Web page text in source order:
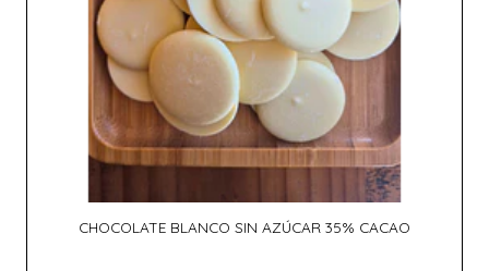
CHOCOLATE BLANCO SIN AZÚCAR 35% CACAO